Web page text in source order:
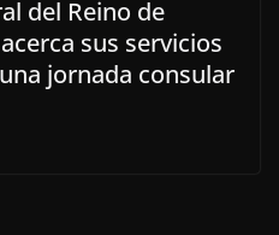
del Reino de
sus servicios
jornada consular